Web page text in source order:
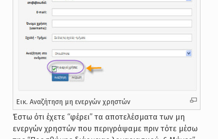
Εικ. Αναζήτηση μη ενεργών χρηστών
Έστω ότι έχετε “φέρει” τα αποτελέσματα των μη
ενεργών χρηστών που περιγράψαμε πριν τότε μέσω